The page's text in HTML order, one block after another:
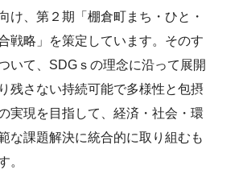
け、第２期「棚倉町まち・ひと・
戦略」を策定しています。そのす
いて、SDGｓの理念に沿って展開
残さない持続可能で多様性と包摂
実現を目指して、経済・社会・環
な課題解決に統合的に取り組むも
。